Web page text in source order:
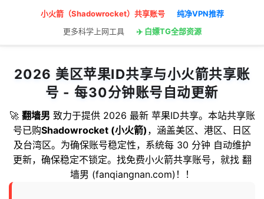
小火箭（Shadowrocket）共享账号
纯净VPN推荐
更多科学上网工具
✈️ 白嫖TG全部资源
2026 美区苹果ID共享与小火箭共享账
号 - 每30分钟账号自动更新
🚀 翻墙男 致力于提供 2026 最新 苹果ID共享。本站共享账
号已购Shadowrocket (小火箭) ，涵盖美区、港区、日区
及台湾区。为确保账号稳定性，系统每 30 分钟 自动维护
更新，确保稳定不锁定。找免费小火箭共享账号，就找 翻
墙男 (fanqiangnan.com)！！